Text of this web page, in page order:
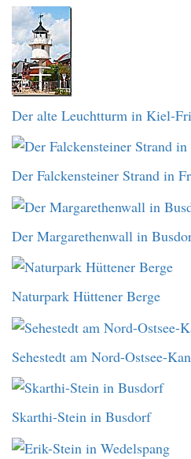
Der alte Leuchtturm in Kiel-
Der Falckensteiner Strand in
Der Margarethenwall in
Naturpark Hüttener Berge
Sehestedt am Nord-Ostsee-
Skarthi-Stein in Busdorf